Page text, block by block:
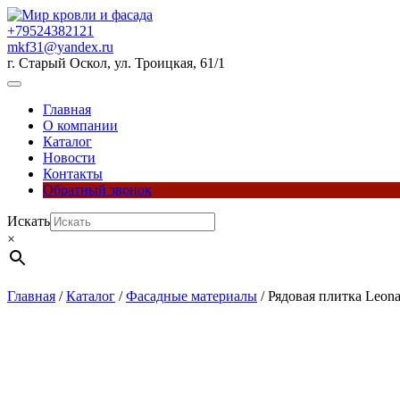
Перейти
к
содержимому
+79524382121
mkf31@yandex.ru
г. Старый Оскол, ул. Троицкая, 61/1
Кнопка
ОткрытьГлавная
О компании
Каталог
Новости
Контакты
Обратный звонок
Кнопка
Закрыть
Искать
×
Главная /Каталог /Фасадные материалы / Рядовая плитка